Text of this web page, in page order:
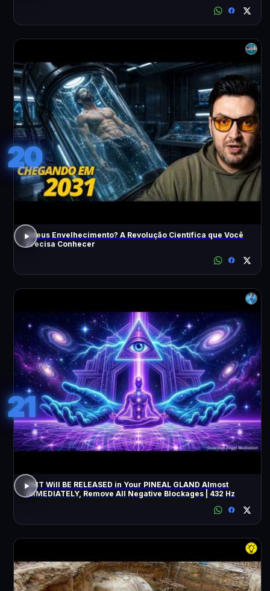
20
Adeus Envelhecimento? A Revolução Científica que Você
Precisa Conhecer
21
DMT Will BE RELEASED in Your PINEAL GLAND Almost
IMMEDIATELY, Remove All Negative Blockages | 432 Hz